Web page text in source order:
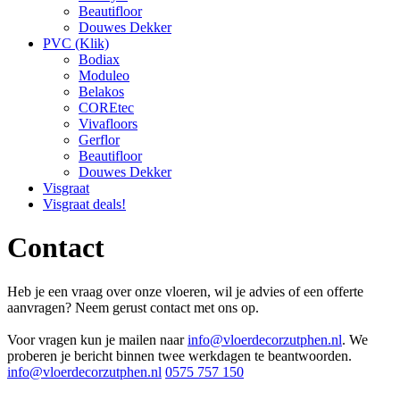
Beautifloor
Douwes Dekker
PVC (Klik)
Bodiax
Moduleo
Belakos
COREtec
Vivafloors
Gerflor
Beautifloor
Douwes Dekker
Visgraat
Visgraat deals!
Contact
Heb je een vraag over onze vloeren, wil je advies of een offerte
aanvragen? Neem gerust contact met ons op.
Voor vragen kun je mailen naarinfo@vloerdecorzutphen.nl. We
proberen je bericht binnen twee werkdagen te beantwoorden.
info@vloerdecorzutphen.nl 0575 757 150